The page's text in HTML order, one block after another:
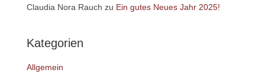
Claudia Nora Rauch zu Ein gutes Neues Jahr 2025!
Kategorien
Allgemein